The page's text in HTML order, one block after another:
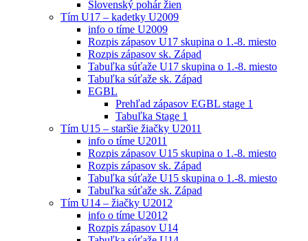
Slovenský pohár žien
Tím U17 – kadetky U2009
info o tíme U2009
Rozpis zápasov U17 skupina o 1.-8. miesto
Rozpis zápasov sk. Západ
Tabuľka súťaže U17 skupina o 1.-8. miesto
Tabuľka súťaže sk. Západ
EGBL
Prehľad zápasov EGBL stage 1
Tabuľka Stage 1
Tím U15 – staršie žiačky U2011
info o tíme U2011
Rozpis zápasov U15 skupina o 1.-8. miesto
Rozpis zápasov sk. Západ
Tabuľka súťaže U15 skupina o 1.-8. miesto
Tabuľka súťaže sk. Západ
Tím U14 – žiačky U2012
info o tíme U2012
Rozpis zápasov U14